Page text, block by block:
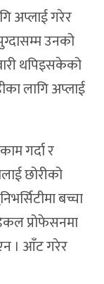
अप्लाई गरेर
उनको
थपिइसकेको
लागि अप्लाई
गर्दा र
छोरीको
बच्चा
प्रोफेसनमा
। आँट गरेर